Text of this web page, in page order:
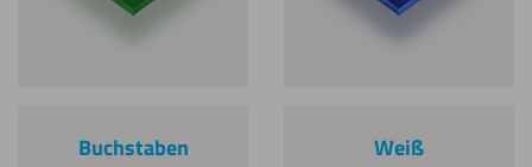
Buchstaben Weiß